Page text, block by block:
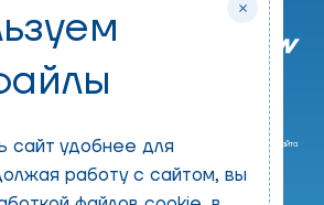
Где купить Разработка сайта
сайт удобнее для
работу с сайтом, вы